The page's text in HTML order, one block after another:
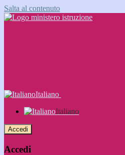
Salta al contenuto
Italiano
Italiano
Accedi
Accedi